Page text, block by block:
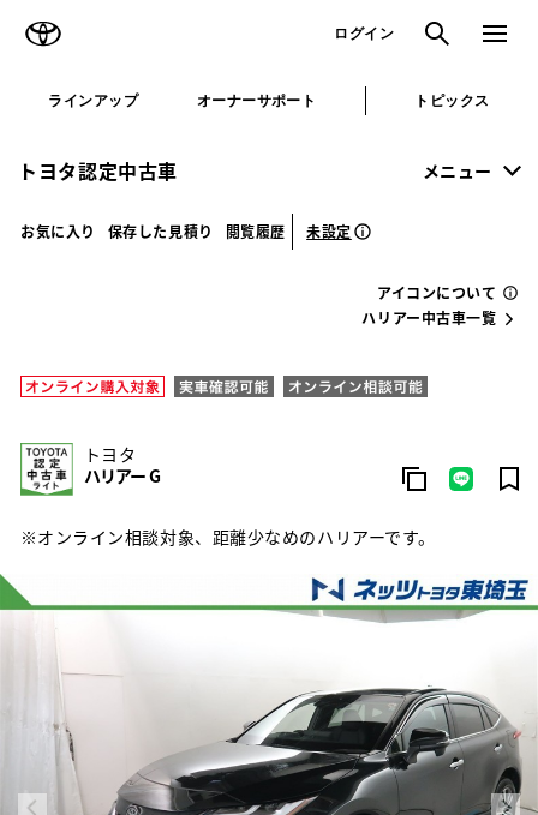
ログイン 検索 メニュ
ラインアップ オーナーサポート トピックス
トヨタ認定中古車 メニュー
お気に入り 保存した見積り 閲覧履歴 未設定
アイコンについて
ハリアー中古車一覧
トヨタ
ハリアー G
※オンライン相談対象、距離少なめのハリアーです。